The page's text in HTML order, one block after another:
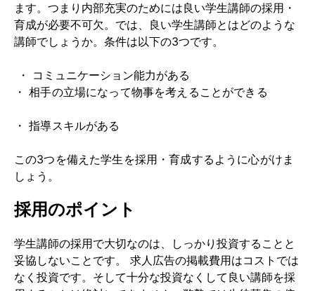
ます。つまり内部充実のためには良い学生講師の採用・
育成が必要不可欠。では、良い学生講師とはどのような
講師でしょうか。条件は以下の3つです。
・ コミュニケーション能力がある
・ 指導スキルがある
この3つを備えた学生を採用・育成するように心がけま
しょう。
採用のポイント
学生講師の採用で大切なのは、しっかり投資することと
妥協しないことです。 求人広告の掲載費用はコストでは
なく投資です。そして十分な投資なくして良い講師を採